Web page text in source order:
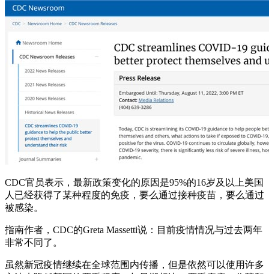
CDC官员表示，最新政策变化的原因是95%的16岁及以上美国
人已经获得了某种程度的免疫，要么通过接种疫苗，要么通过
被感染。
指南作者，CDC的Greta Massetti说：目前疫情情况与过去两年
非常不同了。
虽然新冠疫情继续在全球范围内传播，但是依然可以使用许多